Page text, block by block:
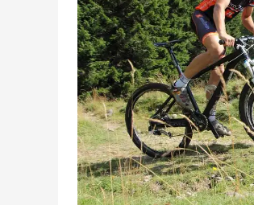
à
Super-
Besse